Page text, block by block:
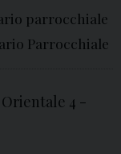
parrocchiale
Parrocchiale
Orientale 4 -